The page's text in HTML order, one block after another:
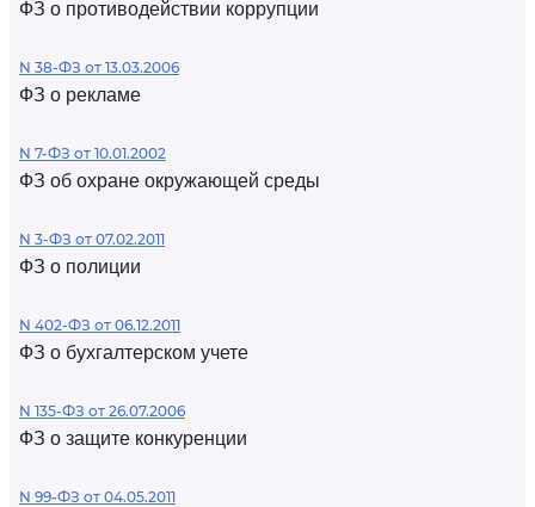
ФЗ о противодействии коррупции
N 38-ФЗ от 13.03.2006
ФЗ о рекламе
N 7-ФЗ от 10.01.2002
ФЗ об охране окружающей среды
N 3-ФЗ от 07.02.2011
ФЗ о полиции
N 402-ФЗ от 06.12.2011
ФЗ о бухгалтерском учете
N 135-ФЗ от 26.07.2006
ФЗ о защите конкуренции
N 99-ФЗ от 04.05.2011